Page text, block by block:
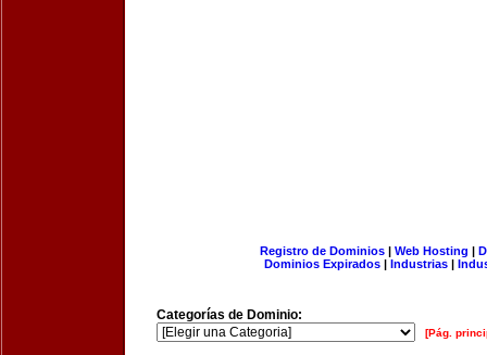
Registro de Dominios| Web Hosting |
Dominios Expirados | Industrias |
Categorías de Dominio:
[Pág.